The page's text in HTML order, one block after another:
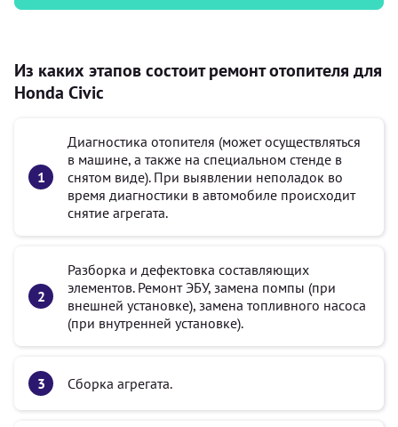
Из каких этапов состоит ремонт отопителя для
Honda Civic
Диагностика отопителя (может осуществляться
в машине, а также на специальном стенде в
снятом виде). При выявлении неполадок во
время диагностики в автомобиле происходит
снятие агрегата.
Разборка и дефектовка составляющих
элементов. Ремонт ЭБУ, замена помпы (при
внешней установке), замена топливного насоса
(при внутренней установке).
Сборка агрегата.